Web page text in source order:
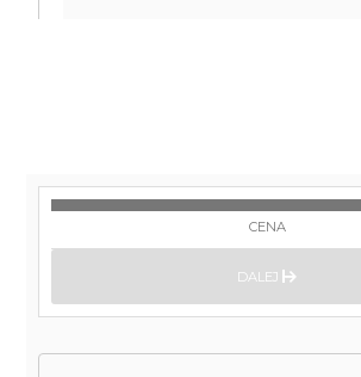
CENA
DALEJ